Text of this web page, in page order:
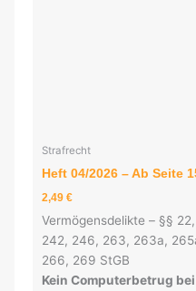
Strafrecht
Heft 04/2026 – Ab Seite
2,49 €
Vermögensdelikte – §§
242, 246, 263, 263a,
266, 269 StGB
Kein Computerbetrug bei